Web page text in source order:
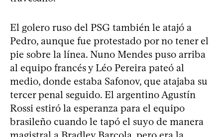
El golero ruso del PSG también le atajó a
Pedro, aunque fue protestado por no tener el
pie sobre la línea. Nuno Mendes puso arriba
al equipo francés y Léo Pereira pateó al
medio, donde estaba Safonov, que atajaba su
tercer penal seguido. El argentino Agustín
Rossi estiró la esperanza para el equipo
brasileño cuando le tapó el suyo de manera